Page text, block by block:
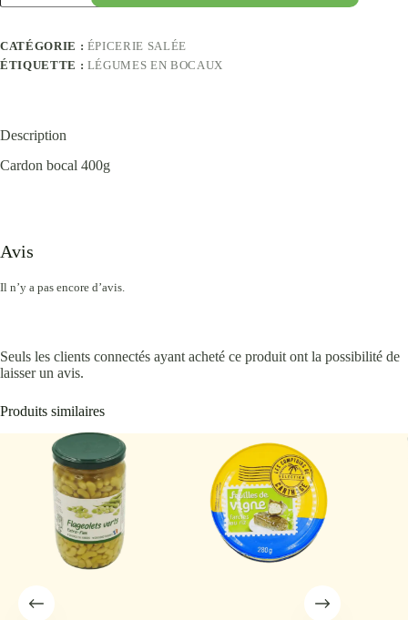
CATÉGORIE : ÉPICERIE SALÉE
ÉTIQUETTE : LÉGUMES EN BOCAUX
Description
Cardon bocal 400g
Avis
Il n’y a pas encore d’avis.
Seuls les clients connectés ayant acheté ce produit ont la possibilité de
laisser un avis.
Produits similaires